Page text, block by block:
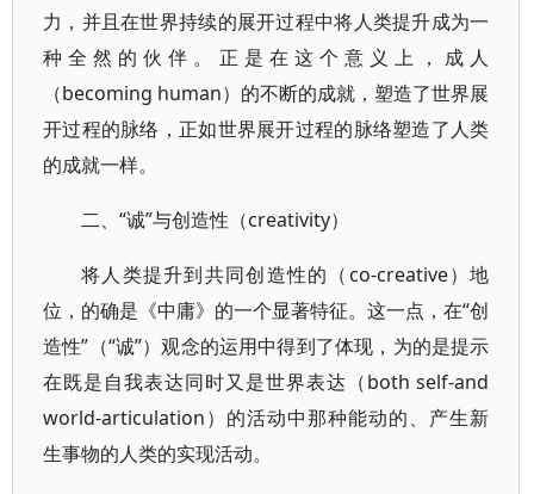
力，并且在世界持续的展开过程中将人类提升成为一
种全然的伙伴。正是在这个意义上，成人
（becoming human）的不断的成就，塑造了世界展
开过程的脉络，正如世界展开过程的脉络塑造了人类
的成就一样。
二、“诚”与创造性（creativity）
将人类提升到共同创造性的（co-creative）地
位，的确是《中庸》的一个显著特征。这一点，在“创
造性”（“诚”）观念的运用中得到了体现，为的是提示
在既是自我表达同时又是世界表达（both self-and
world-articulation）的活动中那种能动的、产生新
生事物的人类的实现活动。